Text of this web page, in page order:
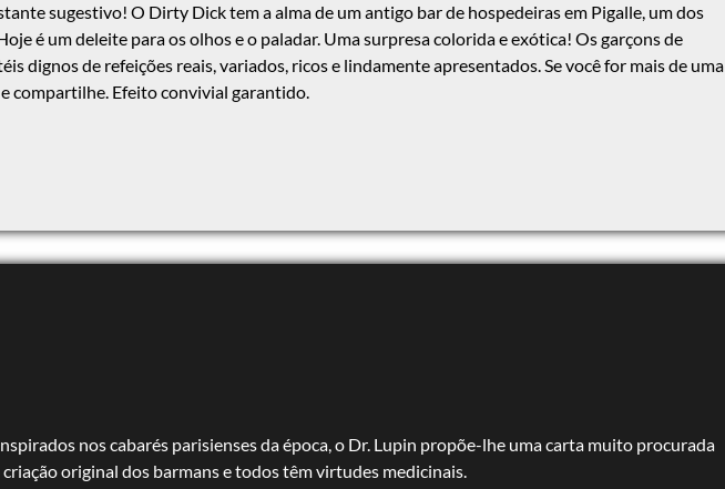
sugestivo! O Dirty Dick tem a alma de um antigo bar de hospedeiras em Pigalle, um dos
é um deleite para os olhos e o paladar. Uma surpresa colorida e exótica! Os garçons de
dignos de refeições reais, variados, ricos e lindamente apresentados. Se você for mais de uma
compartilhe. Efeito convivial garantido.
nos cabarés parisienses da época, o Dr. Lupin propõe-lhe uma carta muito procurada
original dos barmans e todos têm virtudes medicinais.